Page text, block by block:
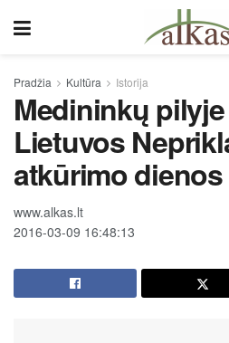
Pradžia Kultūra Istorija
Medininkų
Lietuvos
atkūrimo
www.alkas.lt
2016-03-09 16:48:13